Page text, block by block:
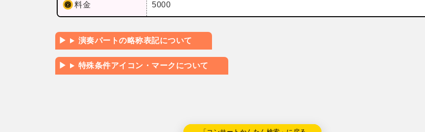
料金 5000
演奏パートの略称表記について
特殊条件アイコン・マークについて